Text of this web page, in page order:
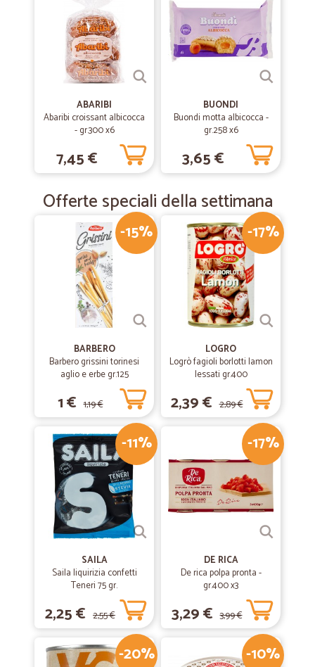
ABARIBI
Abaribi croissant albicocca
- gr.300 x6
7,45 €
BUONDI
Buondi motta albicocca -
gr.258 x6
3,65 €
Offerte speciali della settimana
-15%
BARBERO
Barbero grissini torinesi
aglio e erbe gr.125
1 € 1,19 €
-17%
LOGRO
Logrò fagioli borlotti lamon
lessati gr.400
2,39 € 2,89 €
-11%
SAILA
Saila liquirizia confetti
Teneri 75 gr.
2,25 € 2,55 €
-17%
DE RICA
De rica polpa pronta -
gr.400 x3
3,29 € 3,99 €
-20% -10%